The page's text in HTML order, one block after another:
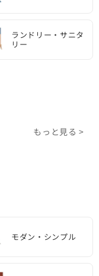
ランドリー・サニタ
リー
もっと見る >
モダン・シンプル